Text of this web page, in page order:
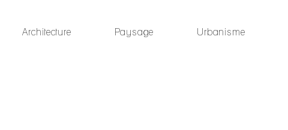
Architecture Paysage Urbanisme